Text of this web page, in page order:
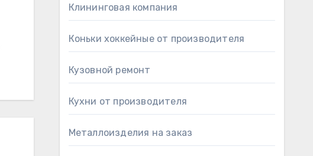
Клининговая компания
Коньки хоккейные от производителя
Кузовной ремонт
Кухни от производителя
Металлоизделия на заказ